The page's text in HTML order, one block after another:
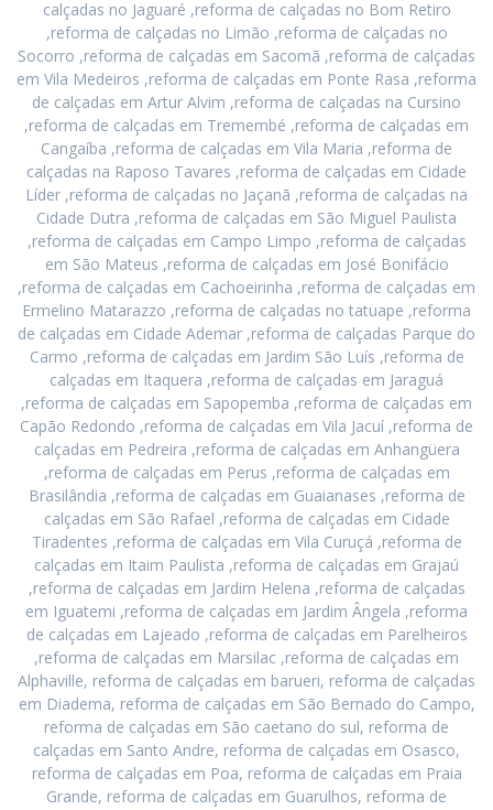
calçadas no Jaguaré ,reforma de calçadas no Bom Retiro
,reforma de calçadas no Limão ,reforma de calçadas no
Socorro ,reforma de calçadas em Sacomã ,reforma de calçadas
em Vila Medeiros ,reforma de calçadas em Ponte Rasa ,reforma
de calçadas em Artur Alvim ,reforma de calçadas na Cursino
,reforma de calçadas em Tremembé ,reforma de calçadas em
Cangaíba ,reforma de calçadas em Vila Maria ,reforma de
calçadas na Raposo Tavares ,reforma de calçadas em Cidade
Líder ,reforma de calçadas no Jaçanã ,reforma de calçadas na
Cidade Dutra ,reforma de calçadas em São Miguel Paulista
,reforma de calçadas em Campo Limpo ,reforma de calçadas
em São Mateus ,reforma de calçadas em José Bonifácio
,reforma de calçadas em Cachoeirinha ,reforma de calçadas em
Ermelino Matarazzo ,reforma de calçadas no tatuape ,reforma
de calçadas em Cidade Ademar ,reforma de calçadas Parque do
Carmo ,reforma de calçadas em Jardim São Luís ,reforma de
calçadas em Itaquera ,reforma de calçadas em Jaraguá
,reforma de calçadas em Sapopemba ,reforma de calçadas em
Capão Redondo ,reforma de calçadas em Vila Jacuí ,reforma de
calçadas em Pedreira ,reforma de calçadas em Anhangüera
,reforma de calçadas em Perus ,reforma de calçadas em
Brasilândia ,reforma de calçadas em Guaianases ,reforma de
calçadas em São Rafael ,reforma de calçadas em Cidade
Tiradentes ,reforma de calçadas em Vila Curuçá ,reforma de
calçadas em Itaim Paulista ,reforma de calçadas em Grajaú
,reforma de calçadas em Jardim Helena ,reforma de calçadas
em Iguatemi ,reforma de calçadas em Jardim Ângela ,reforma
de calçadas em Lajeado ,reforma de calçadas em Parelheiros
,reforma de calçadas em Marsilac ,reforma de calçadas em
Alphaville, reforma de calçadas em barueri, reforma de calçadas
em Diadema, reforma de calçadas em São Bernado do Campo,
reforma de calçadas em São caetano do sul, reforma de
calçadas em Santo Andre, reforma de calçadas em Osasco,
reforma de calçadas em Poa, reforma de calçadas em Praia
Grande, reforma de calçadas em Guarulhos, reforma de